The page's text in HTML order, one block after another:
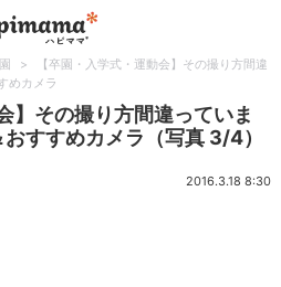
>
【卒園・入学式・運動会】その撮り方間違
めカメラ
】その撮り方間違っていま
すすめカメラ（写真 3/4）
2016.3.18 8:30